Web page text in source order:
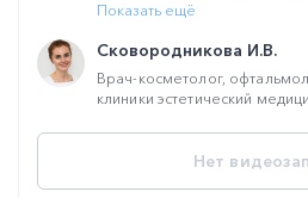
Показать ещё
Сковородникова И.В.
Врач-косметолог,
клиники эстетический
Нет